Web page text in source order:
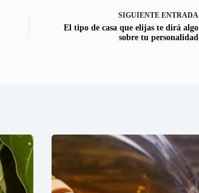
SIGUIENTE ENTRADA
El tipo de casa que elijas te dirá algo
sobre tu personalidad